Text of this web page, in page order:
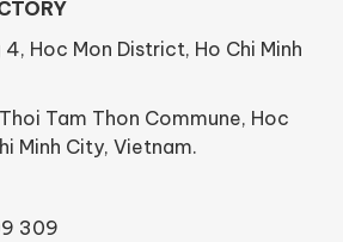
Hoc Mon District, Ho Chi Minh
Tam Thon Commune, Hoc
Minh City, Vietnam.
309